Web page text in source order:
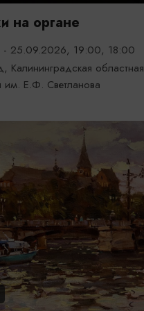
на органе
25.09.2026, 19:00, 18:00
Калининградская областная
им. Е.Ф. Светланова